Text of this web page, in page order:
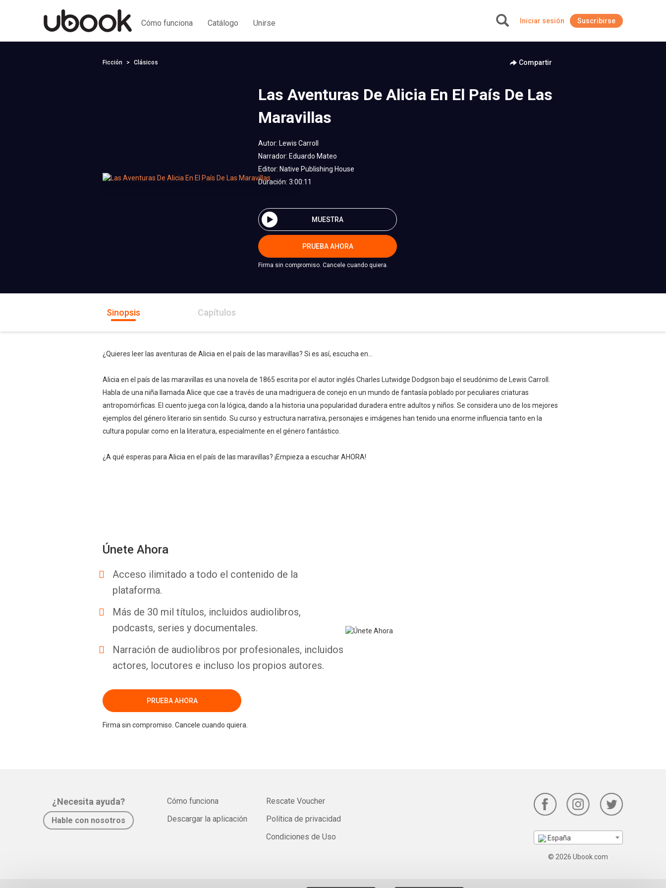
Cómo funciona Catálogo Unirse Iniciar sesión Suscribirse
Ficción Clásicos Compartir
Las Aventuras De Alicia En El País De Las
Maravillas
Autor: Lewis Carroll
Narrador: Eduardo Mateo
Editor: Native Publishing House
Duración: 3:00:11
MUESTRA
PRUEBA AHORA
Firma sin compromiso. Cancele cuando quiera.
Sinopsis Capítulos
¿Quieres leer las aventuras de Alicia en el país de las maravillas? Si es así, escucha en...
Alicia en el país de las maravillas es una novela de 1865 escrita por el autor inglés Charles Lutwidge Dodgson bajo el seudónimo de Lewis Carroll.
Habla de una niña llamada Alice que cae a través de una madriguera de conejo en un mundo de fantasía poblado por peculiares criaturas
antropomórficas. El cuento juega con la lógica, dando a la historia una popularidad duradera entre adultos y niños. Se considera uno de los mejores
ejemplos del género literario sin sentido. Su curso y estructura narrativa, personajes e imágenes han tenido una enorme influencia tanto en la
cultura popular como en la literatura, especialmente en el género fantástico.
¿A qué esperas para Alicia en el país de las maravillas? ¡Empieza a escuchar AHORA!
Únete Ahora
Acceso ilimitado a todo el contenido de la
plataforma.
Más de 30 mil títulos, incluidos audiolibros,
podcasts, series y documentales.
Narración de audiolibros por profesionales, incluidos
actores, locutores e incluso los propios autores.
PRUEBA AHORA
Firma sin compromiso. Cancele cuando quiera.
¿Necesita ayuda?
Hable con nosotros
Cómo funciona
Descargar la aplicación
Rescate Voucher
Política de privacidad
Condiciones de Uso
España
© 2026 Ubook.com